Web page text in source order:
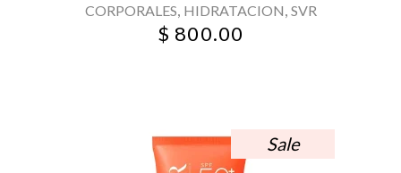
CORPORALES, HIDRATACION, SVR
$ 800.00
Sale